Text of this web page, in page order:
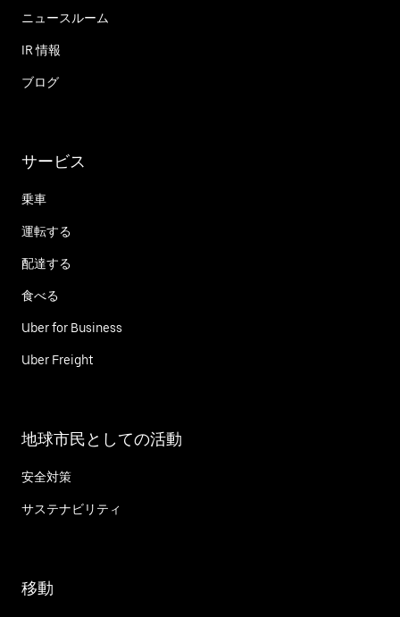
ニュースルーム
IR 情報
ブログ
サービス
乗車
運転する
配達する
食べる
Uber for Business
Uber Freight
地球市民としての活動
安全対策
サステナビリティ
移動